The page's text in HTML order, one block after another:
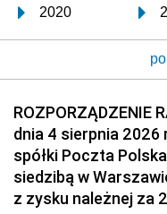
2020
2017
2014
2011
2008
2005
2002
ROZPORZĄDZENIE
dnia 4 sierpnia 2026
spółki Poczta
siedzibą w
z zysku należnej za